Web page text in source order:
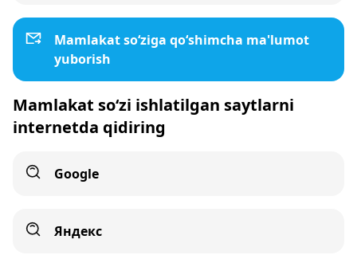
Mamlakat so‘ziga qo‘shimcha ma'lumot
yuborish
Mamlakat so‘zi ishlatilgan saytlarni
internetda qidiring
Google
Яндекс